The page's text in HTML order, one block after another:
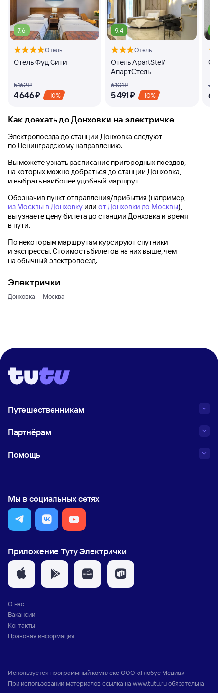
7,6
Отель
Отель Фуд Сити
5 ⁠162 ⁠₽
4 ⁠646 ⁠₽ -10%
9,4
Отель
Отель ApartStel/
АпартСтель
6 ⁠101 ⁠₽
5 ⁠491 ⁠₽ -10%
7
6
Как доехать доДонховки на электричке
Электропоезда до станции Донховка следуют
по Ленинградскому направлению.
Вы можете узнать расписание пригородных поездов,
на которых можно добраться до станции Донховка,
и выбрать наиболее удобный маршрут.
Обозначив пункт отправления/прибытия (например,
из Москвы в Донховку или от Донховки до Москвы),
вы узнаете цену билета до станции Донховка и время
в пути.
По некоторым маршрутам курсируют спутники
и экспрессы. Стоимость билетов на них выше, чем
на обычный электропоезд.
Электрички
Донховка — Москва
Путешественникам
Партнёрам
Помощь
Мы в социальных сетях
Приложение Туту Электрички
О нас
Вакансии
Контакты
Правовая информация
Используется программный комплексООО «Глобус Медиа»
При использовании материалов ссылка на www.tutu.ruобязательна